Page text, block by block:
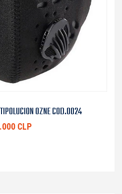
OZNE COD.0024
CLP